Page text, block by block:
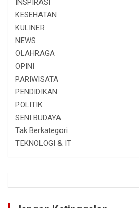
INSPIRASI
KESEHATAN
KULINER
NEWS
OLAHRAGA
OPINI
PARIWISATA
PENDIDIKAN
POLITIK
SENI BUDAYA
Tak Berkategori
TEKNOLOGI & IT